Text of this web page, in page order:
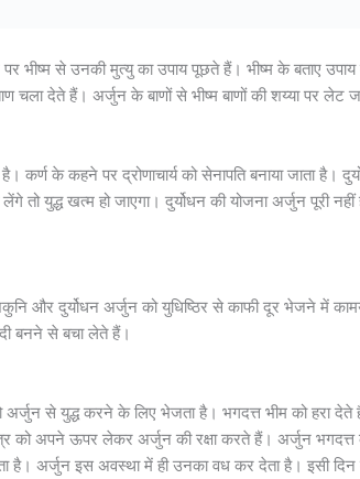
भीष्म से उनकी मुत्यु का उपाय पूछते हैं। भीष्म के बताए
चला देते हैं। अर्जुन के बाणों से भीष्म बाणों की शय्या पर लेट
है। कर्ण के कहने पर द्रोणाचार्य को सेनापति बनाया जाता है।
तो युद्ध खत्म हो जाएगा। दुर्योधन की योजना अर्जुन पूरी
और दुर्योधन अर्जुन को युधिष्ठिर से काफी दूर भेजने में
बनने से बचा लेते हैं।
अर्जुन से युद्ध करने के लिए भेजता है। भगदत्त भीम को हरा
को अपने ऊपर लेकर अर्जुन की रक्षा करते हैं। अर्जुन भगदत्त
है। अर्जुन इस अवस्था में ही उनका वध कर देता है। इसी दिन